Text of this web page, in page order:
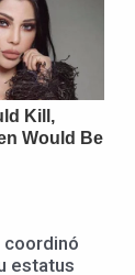
coordinó
estatus